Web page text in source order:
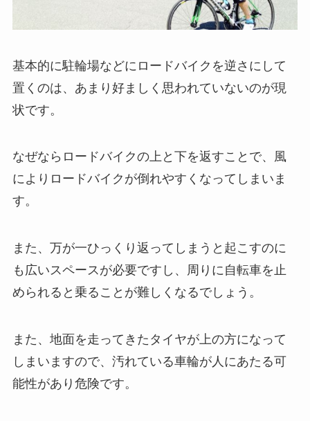
基本的に駐輪場などにロードバイクを逆さにして
置くのは、 あまり好ましく思われていないのが現
状です。
なぜならロードバイクの上と下を返すことで、 風
によりロードバイクが倒れやすくなってしまいま
す。
また、万が一ひっくり返ってしまうと起こすのに
も広いスペースが必要ですし、
周りに自転車を止
められると乗ることが難しくなるでしょう。
また、地面を走ってきたタイヤが上の方になって
しまいますので、 汚れている車輪が人にあたる可
能性があり危険です。